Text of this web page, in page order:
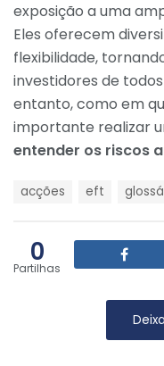
exposição a uma
Eles oferecem
flexibilidade,
investidores de
entanto, como em
importante realizar
entender os riscos
acções eft
0
Partilhas